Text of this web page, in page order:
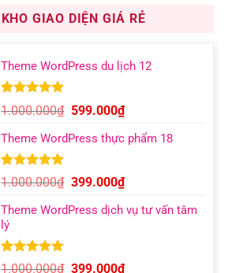
KHO GIAO DIỆN GIÁ RẺ
Theme WordPress du lịch 12
5.00trên 5
dựa trên
9
đánh giá
1.000.000₫ Giá
là:
599.000₫Giá
tại
599.000₫.
Theme WordPress thực phẩm 18
5.00trên 5
dựa trên
6
đánh giá
1.000.000₫ Giá
là:
399.000₫Giá
tại
Theme WordPress dịch vụ tư vấn tâm
lý
5.00trên 5
12
1.000.000₫ Giá
399.000₫Giá